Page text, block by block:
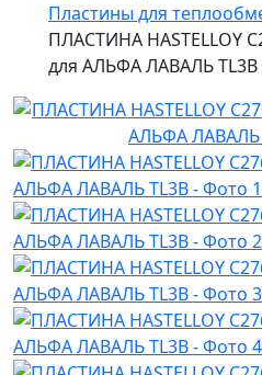
Пластины для
ПЛАСТИНА HASTELLOY
для АЛЬФА ЛАВАЛЬ TL3B